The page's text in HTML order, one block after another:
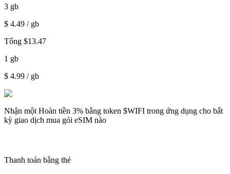
3 gb
$ 4.49 / gb
Tổng $13.47
1 gb
$ 4.99 / gb
Nhận một Hoàn tiền 3% bằng token $WIFI trong ứng dụng cho bất
kỳ giao dịch mua gói eSIM nào
Thanh toán bằng thẻ